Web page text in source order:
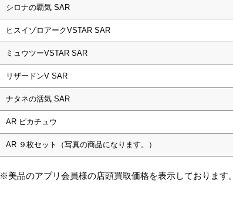
シロナの覇気 SAR
ヒスイゾロアークVSTAR SAR
ミュウツーVSTAR SAR
リザードンV SAR
ナタネの活気 SAR
AR ピカチュウ
AR ９枚セット（写真の商品になります。）
※美品のアプリ会員様の店頭買取価格を表示しております。